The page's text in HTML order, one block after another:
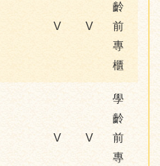
V V
齡
前
專
櫃
V V
學
齡
前
專